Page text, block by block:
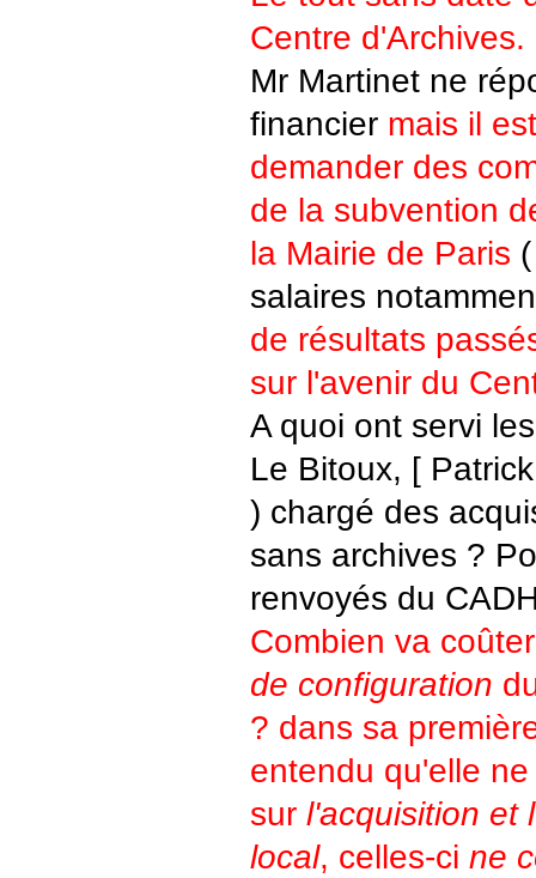
Centre d'Archives.
Mr Martinet ne
financier mais il
demander des
de la subvention
la Mairie de Paris
salaires
de résultats
sur l'avenir du
A quoi ont servi
Le Bitoux, [
) chargé des
sans archives ?
renvoyés du
Combien va
de configuration
? dans sa
entendu qu'elle
sur l'acquisition et
local, celles-ci ne